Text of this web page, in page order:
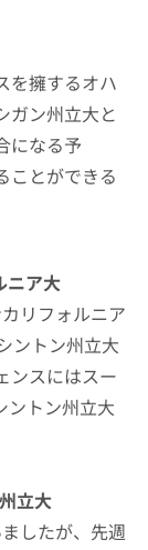
を擁するオハ
ガン州立大と
になる予
ことができる
ニア大
リフォルニア
ントン州立大
ンスにはスー
ントン州立大
立大
したが、先週